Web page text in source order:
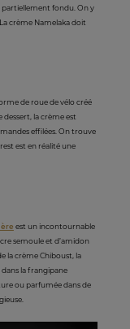
partiellement fondu. On y
crème Namelaka doit
de roue de vélo créé
la crème est
effilées. On trouve
est en réalité une
est un incontournable
semoule et d’amidon
la crème Chiboust, la
la frangipane
ou parfumée dans de